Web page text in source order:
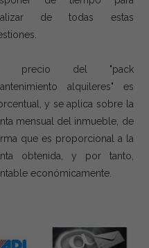
de todas estas
precio del "pack
alquileres" es
y se aplica sobre la
mensual del inmueble, de
que es proporcional a la
obtenida, y por tanto,
económicamente.